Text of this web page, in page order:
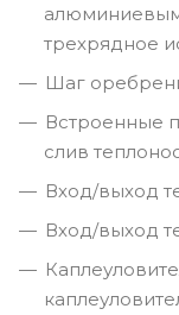
трехрядное
Шаг
Встроенные
слив
Вход/выход
Вход/выход